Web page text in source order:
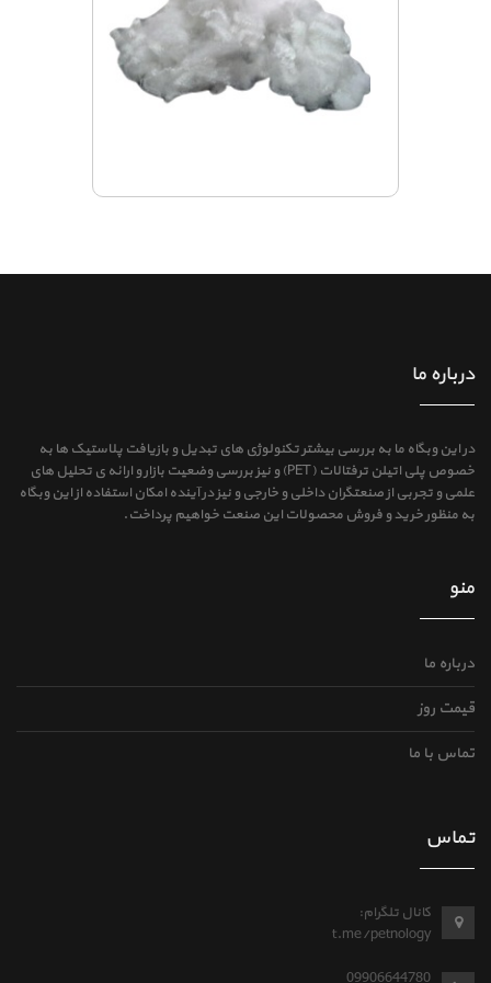
درباره ما
در این وبگاه ما به بررسی بیشتر تکنولوژی های تبدیل و بازیافت پلاستیک ها به
خصوص پلی اتیلن ترفتالات (PET) و نیز بررسی وضعیت بازار و ارائه ی تحلیل های
علمی و تجربی از صنعتگران داخلی و خارجی و نیز در آینده امکان استفاده از این وبگاه
به منظور خرید و فروش محصولات این صنعت خواهیم پرداخت.
منو
درباره ما
قیمت روز
تماس با ما
تماس
کانال تلگرام:
t.me/petnology
09906644780